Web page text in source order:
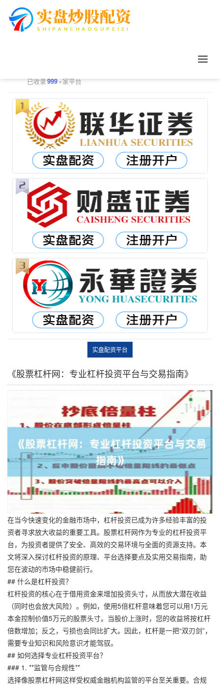
已收录999+家平台
实盘配资平台
《股票杠杆网：专业杠杆投资平台与交易指南》
在当今快速变化的金融市场中，杠杆投资已成为许多经验丰富的投
资者寻求放大收益的重要工具。股票杠杆网作为专业的杠杆投资平
台，为投资者提供了安全、高效的交易环境与全面的资源支持。本
文将深入探讨杠杆投资的原理、平台选择要点及实用交易指南，助
您在波动的市场中稳健前行。
## 什么是杠杆投资？
杠杆投资的核心在于借用资金来增加投资头寸，从而放大潜在收益
（同时也会放大风险）。例如，使用5倍杠杆意味着您可以用1万元
本金控制价值5万元的股票头寸。当股价上涨时，您的收益将按杠杆
倍数增加；反之，亏损也会同比扩大。因此，杠杆是一把“双刃剑”，
需要专业知识和风险意识才能驾驭。
## 如何选择专业杠杆投资平台？
### 1. **监管与合规性**
选择像股票杠杆网这样受权威金融机构监管的平台至关重要。合规